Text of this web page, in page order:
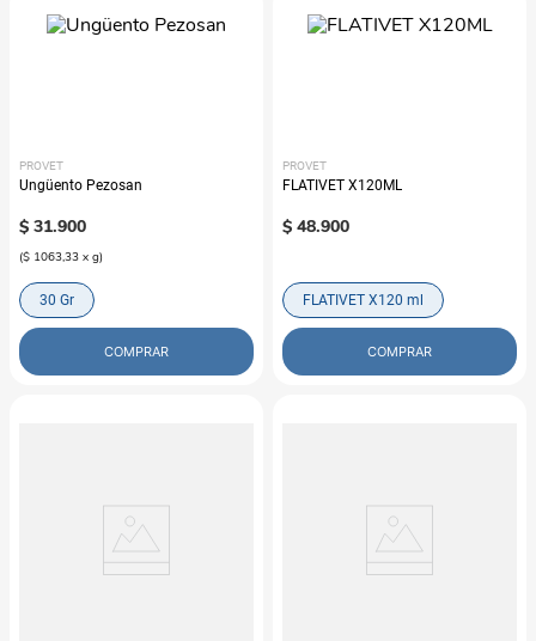
PROVET
Ungüento Pezosan
$ 31.900
($ 1063,33 x g)
30 Gr
COMPRAR
PROVET
FLATIVET X120ML
$ 48.900
FLATIVET X120 ml
COMPRAR